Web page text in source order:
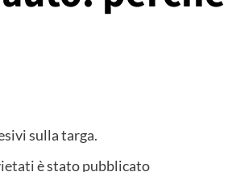
sulla targa.
è stato pubblicato